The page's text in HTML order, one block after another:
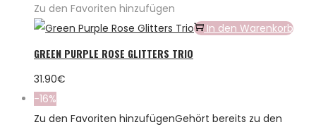
Zu den Favoriten hinzufügen
In den Warenkorb
GREEN PURPLE ROSE GLITTERS TRIO
31.90€
-16%
Zu den Favoriten hinzufügenGehört bereits zu den